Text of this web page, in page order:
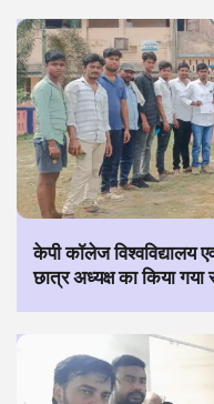
केपी कॉलेज विश्वविद्यालय
छात्र अध्यक्ष का किया